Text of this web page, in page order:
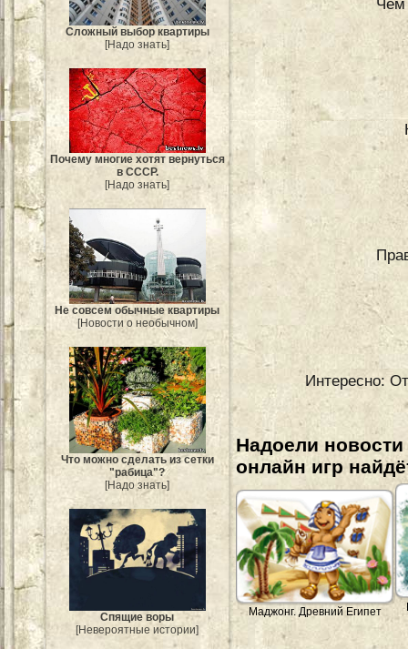
Сложный выбор квартиры
[Надо знать]
Почему многие хотят вернуться
в СССР.
[Надо знать]
Не совсем обычные квартиры
[Новости о необычном]
Что можно сделать из сетки
"рабица"?
[Надо знать]
Спящие воры
[Невероятные истории]
Чем
Интересно:
Надоели
онлайн игр
Маджонг. Древний Египет